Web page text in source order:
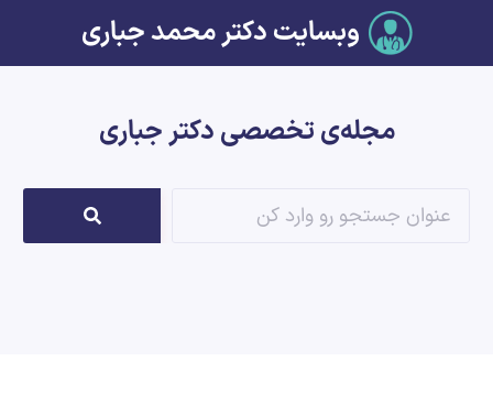
وبسایت دکتر محمد جباری
مجله‌ی تخصصی دکتر جباری